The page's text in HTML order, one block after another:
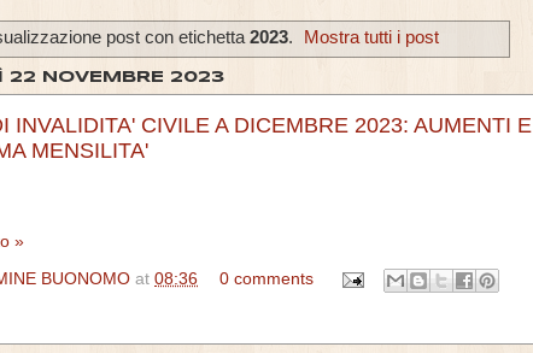
post con etichetta2023. Mostra tutti i post
22 NOVEMBRE 2023
INVALIDITA' CIVILE A DICEMBRE 2023: AUMENTI E
MENSILITA'
»
BUONOMO at 08:36 0 comments